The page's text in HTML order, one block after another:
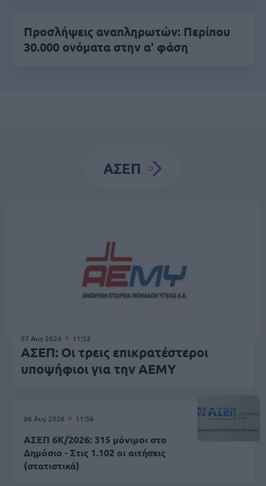
Προσλήψεις αναπληρωτών: Περίπου
30.000 ονόματα στην α' φάση
ΑΣΕΠ
07 Αυγ 2026 11:52
ΑΣΕΠ: Οι τρεις επικρατέστεροι
υποψήφιοι για την ΑΕΜΥ
06 Αυγ 2026 11:56
ΑΣΕΠ 6Κ/2026: 315 μόνιμοι στο
Δημόσιο - Στις 1.102 οι αιτήσεις
(στατιστικά)